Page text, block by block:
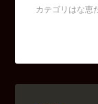
カテゴリ はな恵